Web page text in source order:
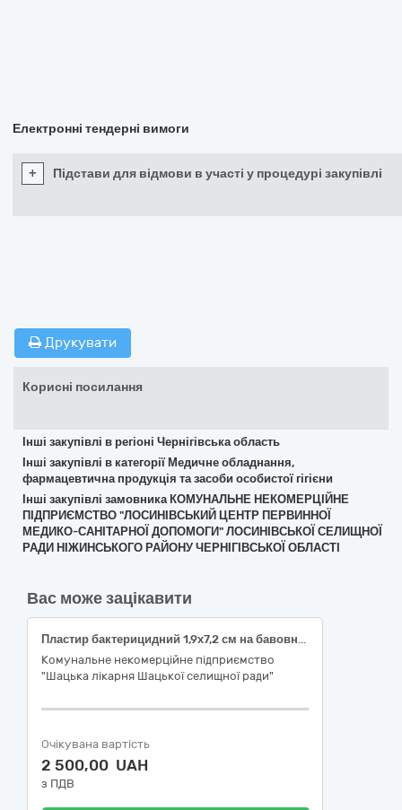
Електронні тендерні вимоги
+ Підстави для відмови в участі у процедурі закупівлі
Друкувати
Корисні посилання
Інші закупівлі в регіоні Чернігівська область
Інші закупівлі в категорії Медичне обладнання,
фармацевтична продукція та засоби особистої гігієни
Інші закупівлі замовника КОМУНАЛЬНЕ НЕКОМЕРЦІЙНЕ
ПІДПРИЄМСТВО "ЛОСИНІВСЬКИЙ ЦЕНТР ПЕРВИННОЇ
МЕДИКО-САНІТАРНОЇ ДОПОМОГИ" ЛОСИНІВСЬКОЇ СЕЛИЩНОЇ
РАДИ НІЖИНСЬКОГО РАЙОНУ ЧЕРНІГІВСЬКОЇ ОБЛАСТІ
Вас може зацікавити
Пластир бактерицидний 1,9х7,2 см на бавовняній основі (НК 024:2023 – 47378 Антибактерійний лейкопластир для поверхневих ран, НК 031:2024 - M050102 ПЛАСТИРІ, ПРОСЯКНУТІ ЛІКАРСЬКИМИ ЗАСОБАМИ); Пластир хірургічний 1.25 см х 9.1 (9.14) м (НК 024:2023 – 58484 Лейкопластир хірургічний універсальний стерильний, НК 031:2024 - M050101 ПЛАСТИР В КОТУШКАХ (РУЛОНАХ))
Комунальне некомерційне підприємство
"Шацька лікарня Шацької селищної ради"
Очікувана вартість
2 500,00 UAH
з ПДВ